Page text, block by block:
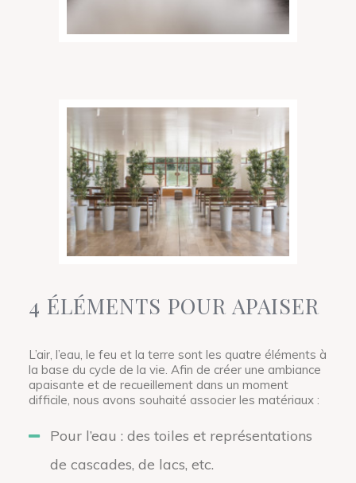
4 ÉLÉMENTS POUR APAISER
L’air, l’eau, le feu et la terre sont les quatre éléments à
la base du cycle de la vie. Afin de créer une ambiance
apaisante et de recueillement dans un moment
difficile, nous avons souhaité associer les matériaux :
Pour l’eau : des toiles et représentations
de cascades, de lacs, etc.